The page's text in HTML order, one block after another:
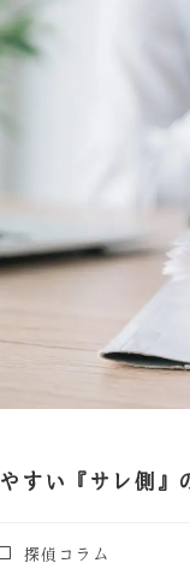
すい『サレ側』
探偵コラム